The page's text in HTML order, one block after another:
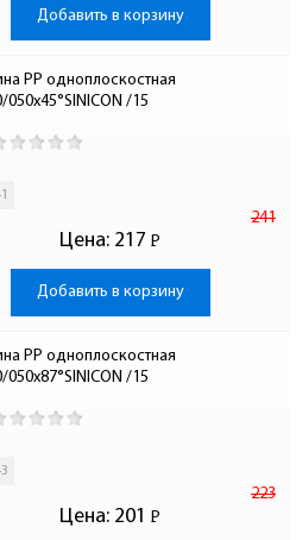
Добавить в корзину
PP одноплоскостная
/15
Цена:
241
217 Р
-
Добавить в корзину
PP одноплоскостная
/15
Цена:
223
201 Р
-